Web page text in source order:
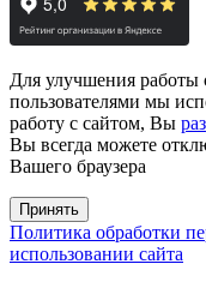
Для улучшения работы
пользователями мы
работу с сайтом, Вы
Вы всегда можете
Вашего браузера
Принять
Политика обработки
использовании сайта